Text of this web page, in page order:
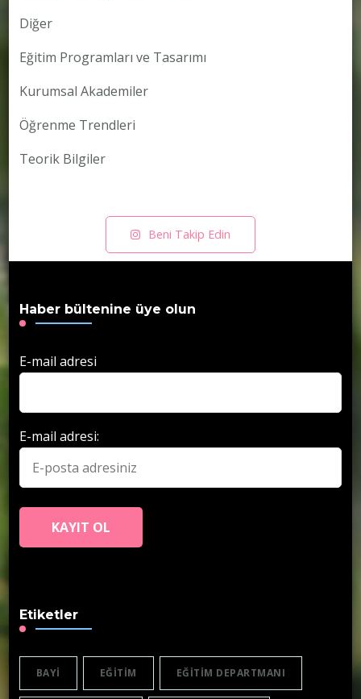
Diğer
Eğitim Programları ve Tasarımı
Kurumsal Akademiler
Öğrenme Trendleri
Teorik Bilgiler
Beni Takip Edin
Haber bültenine üye olun
E-mail adresi
E-mail adresi:
Etiketler
BAYI EĞITIM EĞITIM DEPARTMANI